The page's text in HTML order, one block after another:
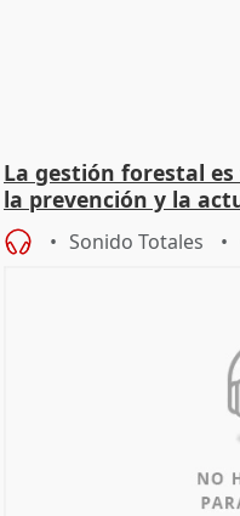
La gestión forestal
la prevención y la
Sonido Totales